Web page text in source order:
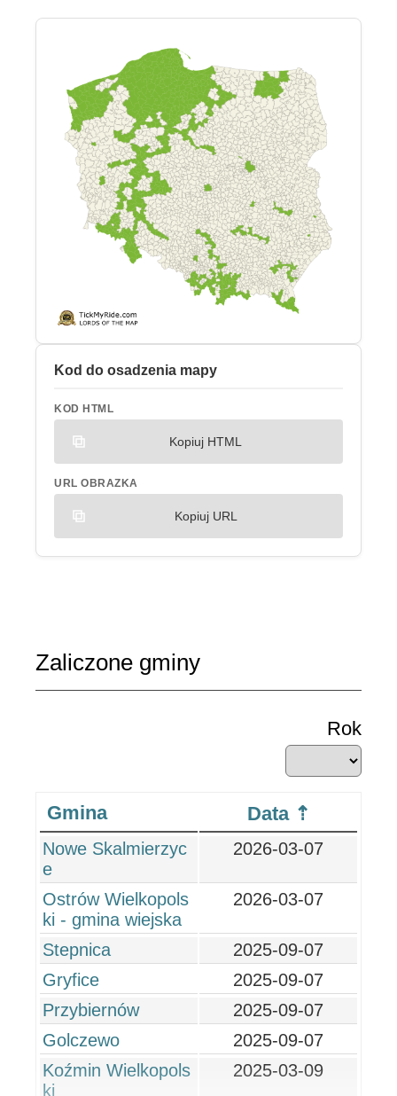
Kod do osadzenia mapy
KOD HTML
Kopiuj HTML
URL OBRAZKA
Kopiuj URL
Zaliczone gminy
Rok
Gmina Data
Nowe Skalmierzyc
e
2026-03-07
Ostrów Wielkopols
ki - gmina wiejska
2026-03-07
Stepnica
2025-09-07
Gryfice
2025-09-07
Przybiernów
2025-09-07
Golczewo
2025-09-07
Koźmin Wielkopols
ki
2025-03-09